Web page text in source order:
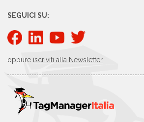
SEGUICI SU:
oppure iscriviti alla Newsletter